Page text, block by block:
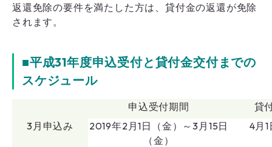
返還免除の要件を満たした方は、貸付金の返還が免除
されます。
■平成31年度申込受付と貸付金交付までの
スケジュール
申込受付期間
貸
3月申込み
2019年2月1日（金）～3月15日
（金）
4月